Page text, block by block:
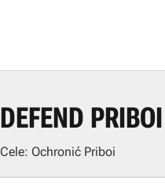
DEFEND PRIBOI
Cele: Ochronić Priboi